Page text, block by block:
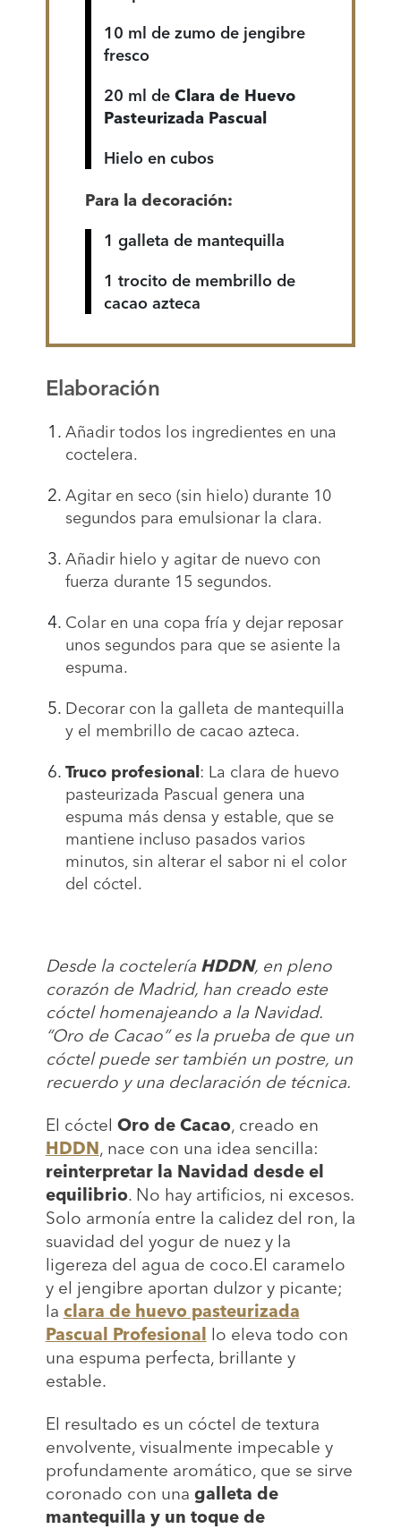
10 ml de zumo de jengibre
fresco
20 ml de Clara de Huevo
Pasteurizada Pascual
Hielo en cubos
Para la decoración:
1 galleta de mantequilla
1 trocito de membrillo de
cacao azteca
Elaboración
Añadir todos los ingredientes en una
coctelera.
Agitar en seco (sin hielo) durante 10
segundos para emulsionar la clara.
Añadir hielo y agitar de nuevo con
fuerza durante 15 segundos.
Colar en una copa fría y dejar reposar
unos segundos para que se asiente la
espuma.
Decorar con la galleta de mantequilla
y el membrillo de cacao azteca.
Truco profesional: La clara de huevo
pasteurizada Pascual genera una
espuma más densa y estable, que se
mantiene incluso pasados varios
minutos, sin alterar el sabor ni el color
del cóctel.
Desde la coctelería HDDN, en pleno
corazón de Madrid, han creado este
cóctel homenajeando a la Navidad.
“Oro de Cacao” es la prueba de que un
cóctel puede ser también un postre, un
recuerdo y una declaración de técnica.
El cóctel Oro de Cacao, creado en
HDDN, nace con una idea sencilla:
reinterpretar la Navidad desde el
equilibrio. No hay artificios, ni excesos.
Solo armonía entre la calidez del ron, la
suavidad del yogur de nuez y la
ligereza del agua de coco.El caramelo
y el jengibre aportan dulzor y picante;
la clara de huevo pasteurizada
Pascual Profesional lo eleva todo con
una espuma perfecta, brillante y
estable.
El resultado es un cóctel de textura
envolvente, visualmente impecable y
profundamente aromático, que se sirve
coronado con una galleta de
mantequilla y un toque de